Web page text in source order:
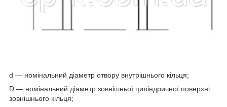
d — номінальний діаметр отвору внутрішнього кільця;
D — номінальний діаметр зовнішньої циліндричної поверхні
зовнішнього кільця;